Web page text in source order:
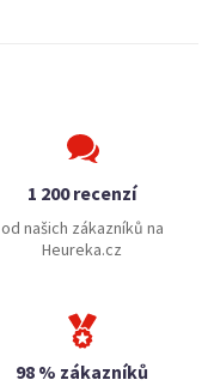
1 200 recenzí
od našich zákazníků na
Heureka.cz
98 % zákazníků